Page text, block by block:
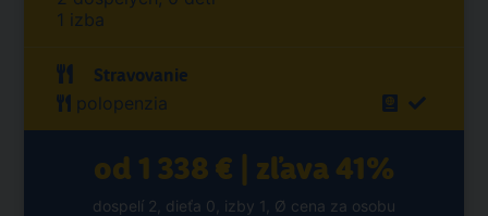
1 izba
Stravovanie
polopenzia
od 1 338 € | zľava 41%
dospelí 2, dieťa 0, izby 1, Ø cena za osobu